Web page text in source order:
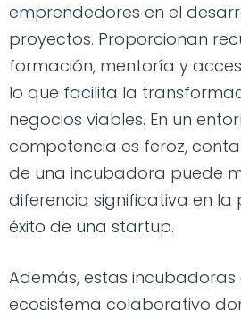
emprendedores en el
proyectos. Proporcionan
formación, mentoría y
lo que facilita la
negocios viables. En un
competencia es feroz,
de una incubadora puede
diferencia significativa en
éxito de una startup.
Además, estas incubadoras
ecosistema colaborativo